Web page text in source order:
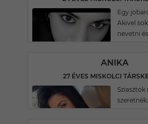
Egy
Akivel
nevetni
ANIKA
27 ÉVES MISKOLCI
szeretnék.